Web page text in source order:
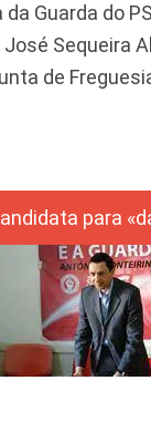
Guarda do
Sequeira
de